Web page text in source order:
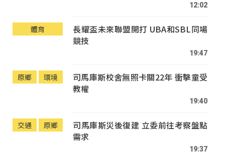
12:02
體育
長耀盃未來聯盟開打 UBA和SBL同場
競技
19:47
原鄉 環境
司馬庫斯校舍無照卡關22年 衝擊童受
教權
19:40
交通 原鄉
司馬庫斯災後復建 立委前往考察盤點
需求
19:37